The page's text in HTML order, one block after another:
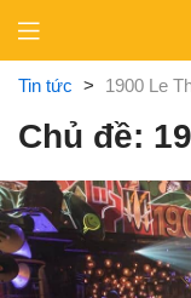
content
Tin tức > 1900 Le
Chủ đề: